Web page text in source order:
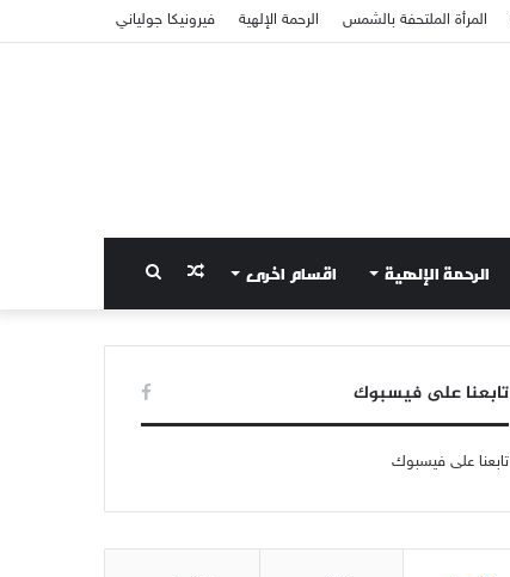
المرأة الملتحفة بالشمس الرحمة الإلهية فيرونيكا جولياني
الرحمة الإلهية اقسام اخرى بحث
عن
مقال
عشوائي
تابعنا على فيسبوك
تابعنا على فيسبوك